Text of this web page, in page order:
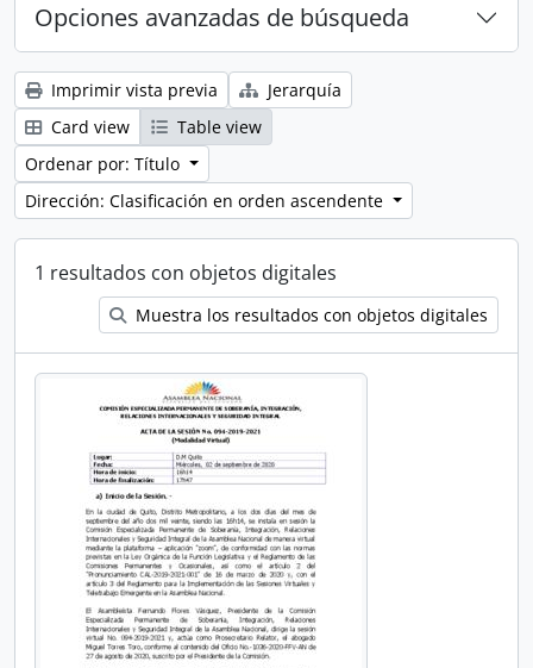
Opciones avanzadas de búsqueda
Imprimir vista previa
Jerarquía
Card view
Table view
Ordenar por: Título
Dirección: Clasificación en orden ascendente
1 resultados con objetos digitales
Muestra los resultados con objetos digitales